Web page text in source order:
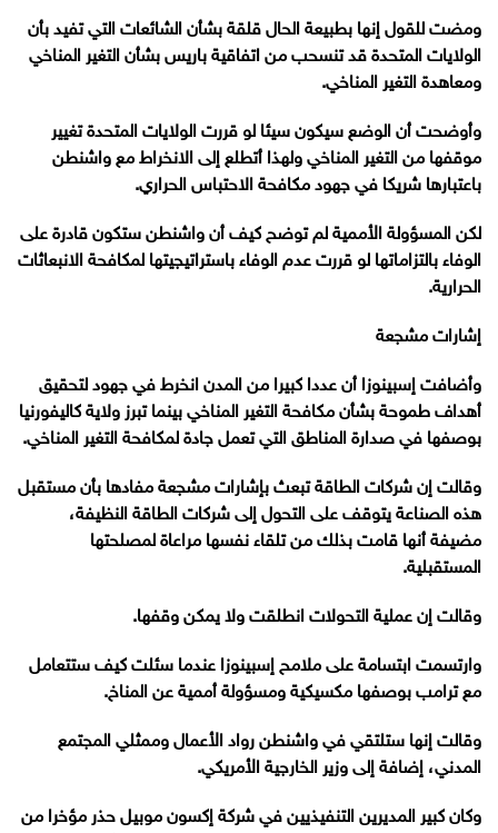
ومضت للقول إنها بطبيعة الحال قلقة بشأن الشائعات التي تفيد بأن
الولايات المتحدة قد تنسحب من اتفاقية باريس بشأن التغير المناخي
ومعاهدة التغير المناخي.
وأوضحت أن الوضع سيكون سيئا لو قررت الولايات المتحدة تغيير
موقفها من التغير المناخي ولهذا أتطلع إلى الانخراط مع واشنطن
باعتبارها شريكا في جهود مكافحة الاحتباس الحراري.
لكن المسؤولة الأممية لم توضح كيف أن واشنطن ستكون قادرة على
الوفاء بالتزاماتها لو قررت عدم الوفاء باستراتيجيتها لمكافحة الانبعاثات
الحرارية.
إشارات مشجعة
وأضافت إسبينوزا أن عددا كبيرا من المدن انخرط في جهود لتحقيق
أهداف طموحة بشأن مكافحة التغير المناخي بينما تبرز ولاية كاليفورنيا
بوصفها في صدارة المناطق التي تعمل جادة لمكافحة التغير المناخي.
وقالت إن شركات الطاقة تبعث بإشارات مشجعة مفادها بأن مستقبل
هذه الصناعة يتوقف على التحول إلى شركات الطاقة النظيفة،
مضيفة أنها قامت بذلك من تلقاء نفسها مراعاة لمصلحتها
المستقبلية.
وقالت إن عملية التحولات انطلقت ولا يمكن وقفها.
وارتسمت ابتسامة على ملامح إسبينوزا عندما سئلت كيف ستتعامل
مع ترامب بوصفها مكسيكية ومسؤولة أممية عن المناخ.
وقالت إنها ستلتقي في واشنطن رواد الأعمال وممثلي المجتمع
المدني، إضافة إلى وزير الخارجية الأمريكي.
وكان كبير المديرين التنفيذيين في شركة إكسون موبيل حذر مؤخرا من